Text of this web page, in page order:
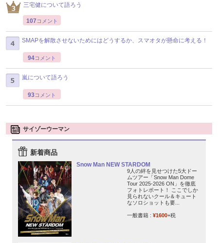
三宅健について語ろう
107 コメント
SMAPを解散させないためにはどうするか、スマオタが懸命に考える！
94コメント
嵐について語ろう
93コメント
サイゾーウーマン
新着商品
Snow Man NEW STARDOM
9人の絆を見せつけた5大ドー
ムツアー「Snow Man Dome
Tour 2025-2026 ON」を徹底
フォトレポート！ ここでしか
見られないクール＆キュート
なソロショットも要...
一般書籍 : ¥1600+税